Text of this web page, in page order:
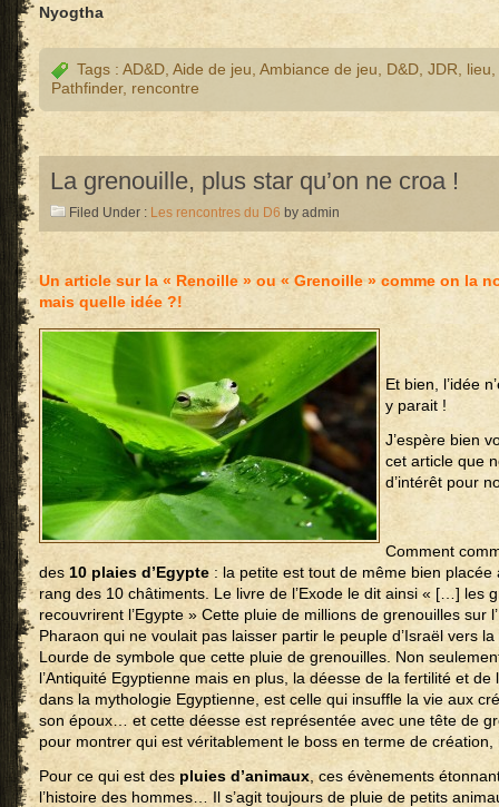
Nyogtha
Tags : AD&D Aide de jeu Ambiance de jeu D&D JDR lieu
Pathfinder, rencontre
La grenouille, plus star qu’on ne croa !
Filed Under : Les rencontres du D6 by admin
Un article sur la « Renoille » ou « Grenoille » comme on la
mais quelle idée ?!
Et bien, l’idée
y parait !
J’espère bien
cet article que
d’intérêt pour
Comment
des 10 plaies d’Egypte : la petite est tout de même bien
rang des 10 châtiments. Le livre de l’Exode le dit ainsi « […] les
recouvrirent l’Egypte » Cette pluie de millions de grenouilles sur
Pharaon qui ne voulait pas laisser partir le peuple d’Israël vers
Lourde de symbole que cette pluie de grenouilles. Non
l’Antiquité Egyptienne mais en plus, la déesse de la fertilité et
dans la mythologie Egyptienne, est celle qui insuffle la vie aux
son époux… et cette déesse est représentée avec une tête de
pour montrer qui est véritablement le boss en terme de création,
Pour ce qui est des pluies d’animaux , ces évènements
l’histoire des hommes… Il s’agit toujours de pluie de petits